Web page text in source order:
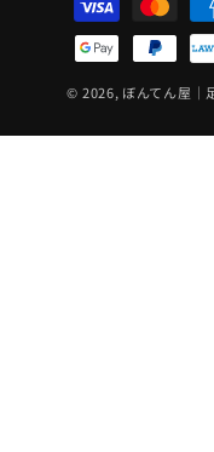
© 2026, ぼんてん屋｜